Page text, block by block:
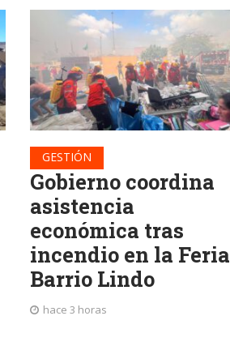
GESTIÓN
Gobierno coordina
asistencia
económica tras
incendio en la Feria
Barrio Lindo
hace 3 horas